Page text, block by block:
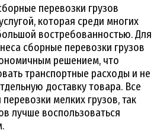
перевозки грузов
которая среди многих
востребованностью. Для
сборные перевозки грузов
решением, что
транспортные расходы и не
доставку товара. Все
мелких грузов, так
лучше воспользоваться